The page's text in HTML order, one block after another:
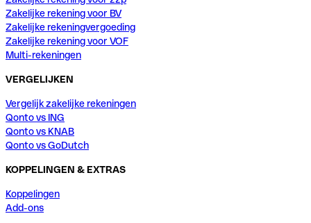
Zakelijke rekening voor BV
Zakelijke rekeningvergoeding
Zakelijke rekening voor VOF
Multi-rekeningen
VERGELIJKEN
Vergelijk zakelijke rekeningen
Qonto vs ING
Qonto vs KNAB
Qonto vs GoDutch
KOPPELINGEN & EXTRAS
Koppelingen
Add-ons